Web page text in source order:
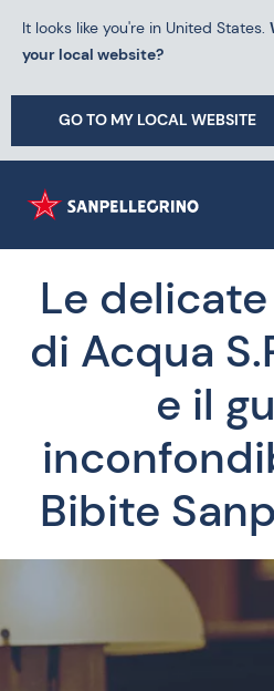
It looks like you're in United States.
your local website?
GO TO MY LOCAL WEBSITE
Le
di Acqua
e il
Bibite